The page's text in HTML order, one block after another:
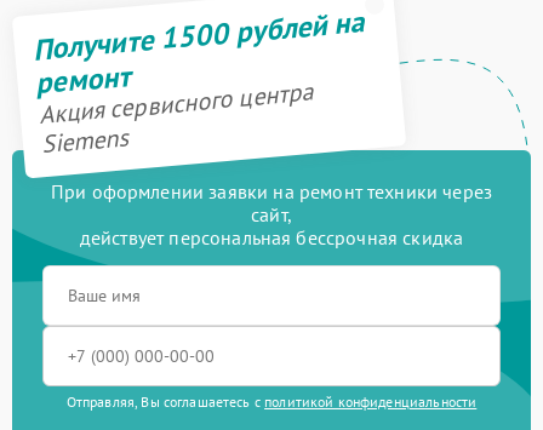
Получите 1500 рублей на
ремонт
Акция сервисного центра
Siemens
При оформлении заявки на ремонт техники через
сайт,
действует персональная бессрочная скидка
Отправляя, Вы соглашаетесь с политикой конфиденциальности